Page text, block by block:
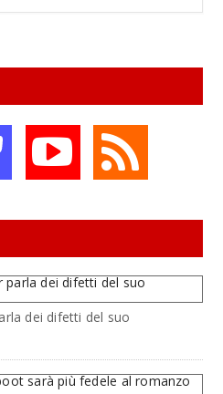
dei difetti del suo